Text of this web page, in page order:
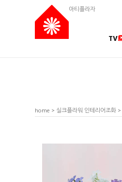
아티플라자
TV
home > 실크플라워 인테리어조화 >